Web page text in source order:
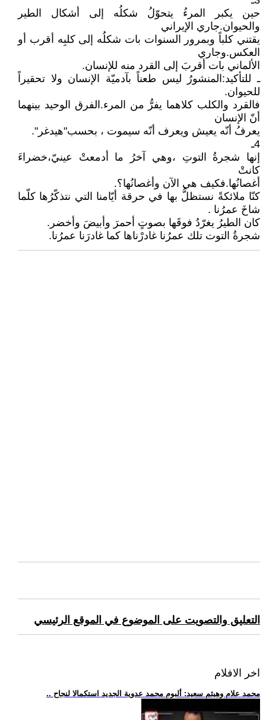
حين يكبر المرءُ يتحوّلُ شكلُه إلى أشكال الطير
والحيوان.جاري الإيراني
يقتني كلباً وبمرور السنوات بات شكلُه إلى كلبِه أقرب أو
العكس.وجاري
الألماني بات أقربَ إلى القرد منه للإنسان.
ـ للتأكيد:المنشورُ ليس طعناً بآدميّة الإنسان ولا تحقيراً
للحيوان.
فالقرد والكلب كلاهما يفرُّ من المرء.الفرق الوحيد بينهما
أنّ الإنسان
يعرفُ أنّه يعيش ويعرف أنّه سيموت ، بحسب"هيدغر".
4ـ
إنها شجرةُ التوتِ ،وهي آخرُ ما أدمعتْ عينيّ،خضراءَ
كانتْ
أغصانُها.فكيف هي الآن وأغصانُها؟.
كنّا ملائكةً نستظلُّ بها في حرقة أيّامنا التي نتذكّرُها كلّما
شاخَ عمرُنا .
كان الطيرُ يغرّدُ فوقَها بصوتٍ أحمرَ وأبيضَ وأخضر.
شجرةُ التوت تلك عمرُنا غادرْناها كما غادرَنا عمرُنا.
التعليق والتصويت على الموضوع في الموقع الرئيسي
اخر الافلام
.. محمد علام وهيثم سعيد: ألبوم محمد عدوية الجديد استكمالا لنجاح